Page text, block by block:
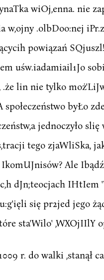
wiOj,enna. nie
w,ojny .olbDoo:nej
powiązań
uśw.iadamiail1Jo
lin nie tylko
społeczeństwo byŁo
jednoczyło
tego zjaWliSka,
Ale
dJn;teocjach IHtIem
się pr2jed jego
sta'Wilo' ,WXOjIIlY
r. do walki ,stanął